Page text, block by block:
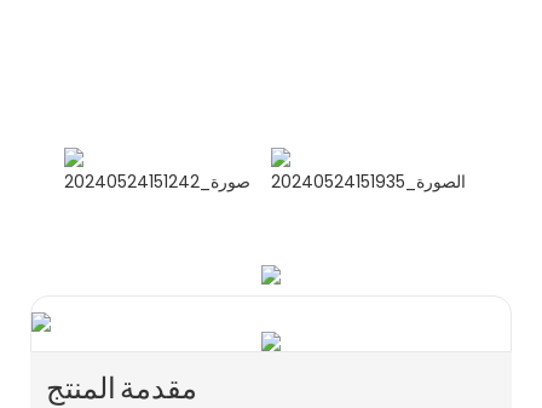
مقدمة المنتج